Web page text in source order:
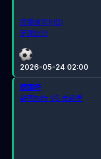
2026-05-24 02:00
直播信号(HD)
足球比分
德国杯
斯图加特 VS 弗赖堡